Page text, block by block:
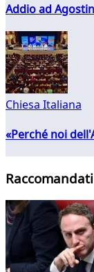
Addio ad
Chiesa Italiana
«Perché noi